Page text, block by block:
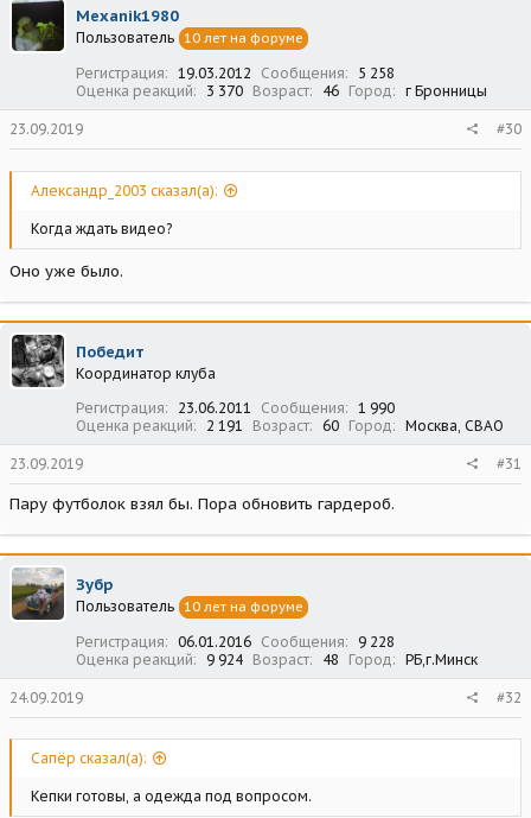
Mexanik1980
Пользователь 10 лет на форуме
Регистрация 19.03.2012 Сообщения
5 258
Оценка реакций
3 370 Возраст 46 Город г Бронницы
23.09.2019 #30
Александр_2003 сказал(а):
Когда ждать видео?
Оно уже было.
Победит
Координатор клуба
Регистрация
23.06.2011 Сообщения
1 990
Оценка реакций
2 191 Возраст 60 Город Москва, СВАО
23.09.2019 #31
Пару футболок взял бы. Пора обновить гардероб.
Зубр
Пользователь 10 лет на форуме
Регистрация 06.01.2016 Сообщения
9 228
Оценка реакций
9 924 Возраст 48 Город РБ,г.Минск
24.09.2019 #32
Сапёр сказал(а):
Кепки готовы, а одежда под вопросом.